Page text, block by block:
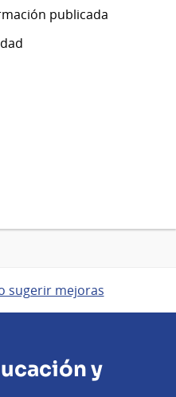
publicada
sugerir mejoras
y